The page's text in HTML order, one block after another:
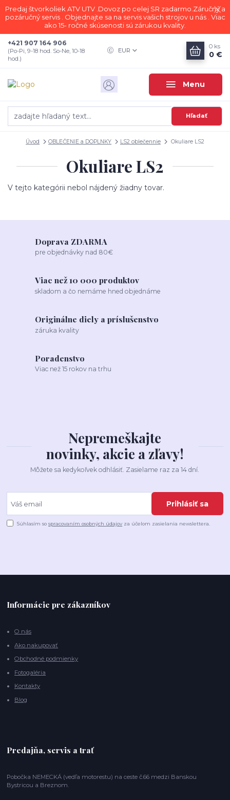
Predaj štvorkoliek ATV UTV .Dovoz po celej SR zadarmo.Záručný a
pozáručný servis . Objednajte sa na servis vašich strojov u nás . Viac
ako 15- ročné skúsenosti sú zárukou kvality.
Menu
EUR
Hľadať
+421 907 164 906
(Po-Pi, 9-18 hod. So-Ne, 10-18
hod.)
0 ks
0 €
Úvod OBLEČENIE a DOPLNKY LS2 oblečennie Okuliare LS2
Okuliare LS2
V tejto kategórii nebol nájdený žiadny tovar.
Doprava ZDARMA
pre objednávky nad 80€
Viac než 10 000 produktov
skladom a čo nemáme hned objednáme
Originálne diely a príslušenstvo
záruka kvality
Poradenstvo
Viac než 15 rokov na trhu
Nepremeškajte
novinky, akcie a zľavy!
Môžete sa kedykoľvek odhlásiť. Zasielame raz za 14 dní.
Prihlásiť sa
Súhlasím sospracovaním osobných údajov za účelom zasielania newslettera.
Informácie pre zákazníkov
O nás
Ako nakupovať
Obchodné podmienky
Fotogaléria
Kontakty
Blog
Predajňa, servis a trať
Pobočka NEMECKÁ (vedľa motorestu) na ceste č.66 medzi Banskou
Bystricou a Breznom.